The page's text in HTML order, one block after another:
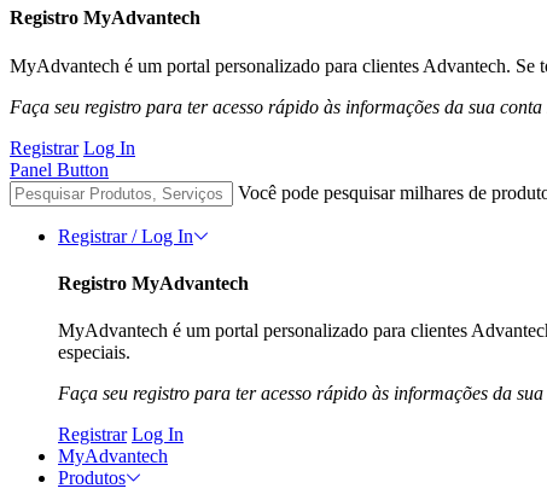
Registro MyAdvantech
MyAdvantech é um portal personalizado para clientes Advantech. Se
Faça seu registro para ter acesso rápido às informações da sua
Registrar Log In
Panel Button
Você pode pesquisar milhares de
Registrar / Log In
Registro MyAdvantech
MyAdvantech é um portal personalizado para clientes
especiais.
Faça seu registro para ter acesso rápido às informações da
Registrar Log In
MyAdvantech
Produtos